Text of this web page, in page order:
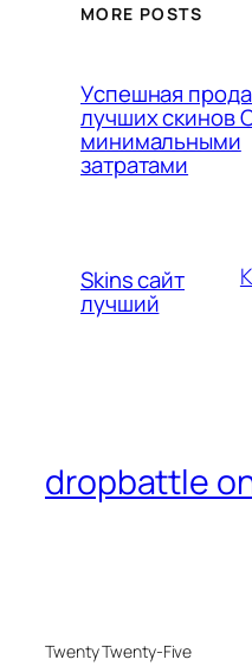
MORE POSTS
Успешная
лучших скинов
минимальными
затратами
Skins сайт
лучший
dropbattle
Twenty Twenty-Five